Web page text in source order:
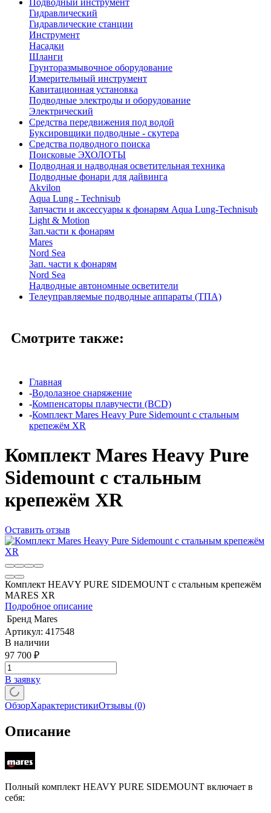
Подводный инструмент
Гидравлический
Гидравлические станции
Инструмент
Насадки
Шланги
Грунторазмывочное оборудование
Измерительный инструмент
Кавитационная установка
Подводные электроды и оборудование
Электрический
Средства передвижения под водой
Буксировщики подводные - скутера
Средства подводного поиска
Поисковые ЭХОЛОТЫ
Подводная и надводная осветительная техника
Подводные фонари для дайвинга
Akvilon
Aqua Lung - Technisub
Запчасти и аксессуары к фонарям Aqua Lung-Technisub
Light & Motion
Зап.части к фонарям
Mares
Nord Sea
Зап. части к фонарям
Nord Sea
Надводные автономные осветители
Телеуправляемые подводные аппараты (ТПА)
Смотрите также:
Главная
-Водолазное снаряжение
-Компенсаторы плавучести (BCD)
-Комплект Mares Heavy Pure Sidemount с стальным
крепежём XR
Комплект Mares Heavy Pure
Sidemount с стальным
крепежём XR
Оставить отзыв
Комплект HEAVY PURE SIDEMOUNT с стальным крепежём
MARES XR
Подробное описание
Бренд Mares
Артикул: 417548
В наличии
97 700 ₽
В заявку
ОбзорХарактеристикиОтзывы (0)
Описание
Полный комплект HEAVY PURE SIDEMOUNT включает в
себя: